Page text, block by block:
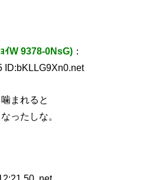
ｲW 9378-0NsG) ：
ID:bKLLG9Xn0.net
まれると
ったしな。